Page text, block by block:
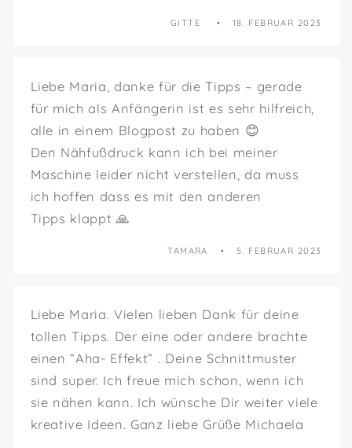
GITTE 18. FEBRUAR 2023
Liebe Maria, danke für die Tipps – gerade
für mich als Anfängerin ist es sehr hilfreich,
alle in einem Blogpost zu haben 😊
Den Nähfußdruck kann ich bei meiner
Maschine leider nicht verstellen, da muss
ich hoffen dass es mit den anderen
Tipps klappt 🙏
TAMARA 5. FEBRUAR 2023
Liebe Maria. Vielen lieben Dank für deine
tollen Tipps. Der eine oder andere brachte
einen “Aha- Effekt” . Deine Schnittmuster
sind super. Ich freue mich schon, wenn ich
sie nähen kann. Ich wünsche Dir weiter viele
kreative Ideen. Ganz liebe Grüße Michaela